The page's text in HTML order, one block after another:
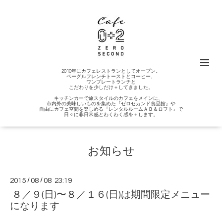
2010年にカフェレストランとしてオープン。
ベーグルフレンチトーストとコーヒー、
ワンプレートランチと
こだわりを少しだけ＋してきました。
キッチンカーで旅スタイルのカフェをメインに、
市内外の美味しいものを集めた『ゼロセカンド食品館』や
自由にカフェ空間を楽しめる『レンタルルームＡＢ＆ロフト』で
日々に非日常感とわくわく感を＋します。
お知らせ
2015 /08 /08 23:19
８／９(日)〜８／１６(日)は期間限定メニュー
になります